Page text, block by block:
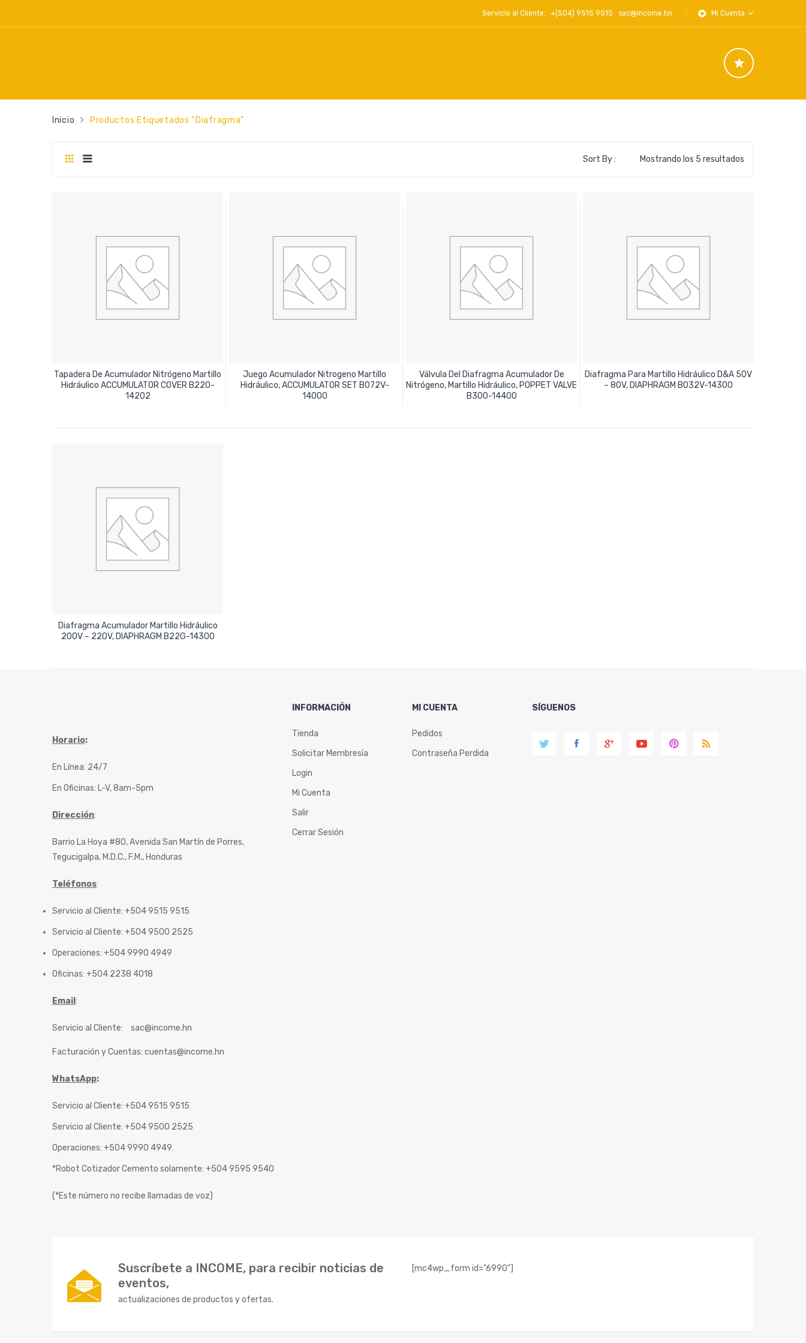
Servicio al Cliente: +(504) 9515 9515 sac@income.hn Mi Cuenta
Inicio Productos Etiquetados “diafragma”
Mostrando los 5 resultados
Sort By :
Tapadera De Acumulador Nitrógeno Martillo
Hidráulico ACCUMULATOR COVER B220-
14202
Leer Más
Juego Acumulador Nitrogeno Martillo
Hidráulico, ACCUMULATOR SET B072V-
14000
Leer Más
Válvula Del Diafragma Acumulador De
Nitrógeno, Martillo Hidráulico, POPPET VALVE
B300-14400
Leer Más
Diafragma Para Martillo Hidráulico D&A 50V
– 80V, DIAPHRAGM B032V-14300
Leer Más
Diafragma Acumulador Martillo Hidráulico
200V – 220V, DIAPHRAGM B22G-14300
Leer Más
Horario:
En Línea: 24/7
En Oficinas: L-V, 8am-5pm
Dirección:
Barrio La Hoya #80, Avenida San Martín de Porres,
Tegucigalpa, M.D.C., F.M., Honduras
Teléfonos:
Servicio al Cliente: +504 9515 9515
Servicio al Cliente: +504 9500 2525
Operaciones: +504 9990 4949
Oficinas: +504 2238 4018
Email :
Servicio al Cliente: sac@income.hn
Facturación y Cuentas: cuentas@income.hn
WhatsApp:
Servicio al Cliente: +504 9515 9515
Servicio al Cliente: +504 9500 2525
Operaciones: +504 9990 4949
*Robot Cotizador Cemento solamente: +504 9595 9540
(*Este número no recibe llamadas de voz)
INFORMACIÓN
Tienda
Solicitar Membresía
Login
Mi Cuenta
Salir
Cerrar Sesión
MI CUENTA
Pedidos
Contraseña Perdida
SÍGUENOS
Suscríbete a INCOME, para recibir noticias de
eventos,
actualizaciones de productos y ofertas.
[mc4wp_form id="6990"]